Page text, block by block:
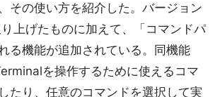
その使い方を紹介した。バージョン
上げたものに加えて、「コマンドパ
る機能が追加されている。同機能
を操作するために使えるコマ
たり、任意のコマンドを選択して実